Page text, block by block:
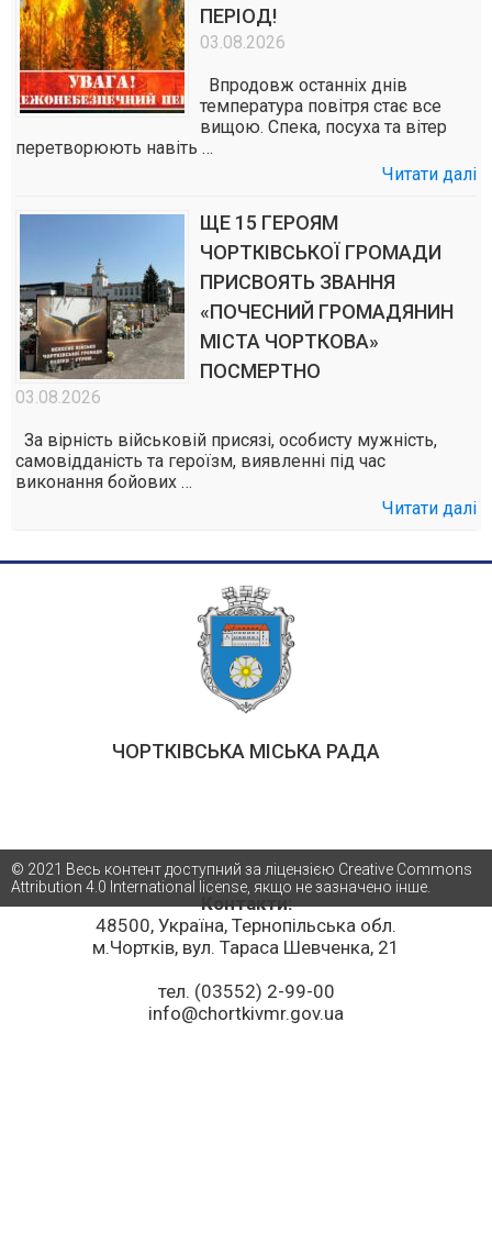
ПЕРІОД!
03.08.2026
Впродовж останніх днів
температура повітря стає все
вищою. Спека, посуха та вітер
перетворюють навіть …
Читати далі
ЩЕ 15 ГЕРОЯМ
ЧОРТКІВСЬКОЇ ГРОМАДИ
ПРИСВОЯТЬ ЗВАННЯ
«ПОЧЕСНИЙ ГРОМАДЯНИН
МІСТА ЧОРТКОВА»
ПОСМЕРТНО
03.08.2026
За вірність військовій присязі, особисту мужність,
самовідданість та героїзм, виявленні під час
виконання бойових …
Читати далі
ЧОРТКІВСЬКА МІСЬКА РАДА
Контакти:
48500, Україна, Тернопільська обл.
м.Чортків, вул. Тараса Шевченка, 21
тел. (03552) 2-99-00
info@chortkivmr.gov.ua
© 2021 Весь контент доступний за ліцензією Creative Commons
Attribution 4.0 International license, якщо не зазначено інше.